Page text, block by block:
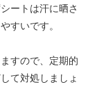
ートは汗に晒さ
すいです。
すので、定期的
て対処しましょ